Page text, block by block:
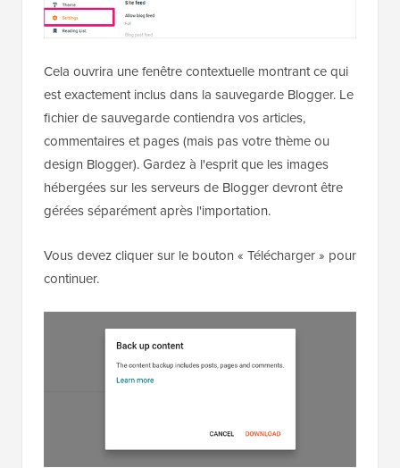
Cela ouvrira une fenêtre contextuelle montrant ce qui
est exactement inclus dans la sauvegarde Blogger. Le
fichier de sauvegarde contiendra vos articles,
commentaires et pages (mais pas votre thème ou
design Blogger). Gardez à l'esprit que les images
hébergées sur les serveurs de Blogger devront être
gérées séparément après l'importation.
Vous devez cliquer sur le bouton « Télécharger » pour
continuer.